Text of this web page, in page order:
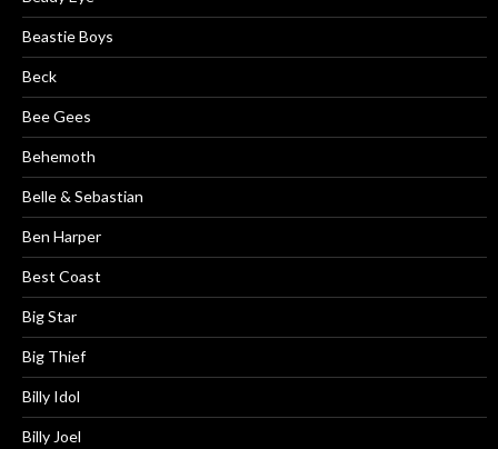
Beastie Boys
Beck
Bee Gees
Behemoth
Belle & Sebastian
Ben Harper
Best Coast
Big Star
Big Thief
Billy Idol
Billy Joel